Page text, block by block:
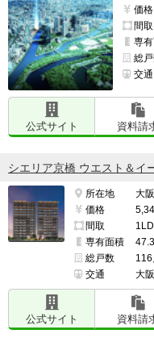
価格
間取
専
総
交通
公式サイト 資料請
シエリア京橋 ウエスト＆イ
所在地
大
価格
間取
専有面積
総戸数
交通
大
公式サイト 資料請